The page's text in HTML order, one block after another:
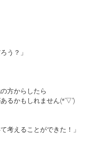
う？」
方からしたら
るかもしれません(*’▽’)
考えることができた！」